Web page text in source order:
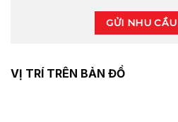
GỬI NHU
VỊ TRÍ TRÊN BẢN ĐỒ